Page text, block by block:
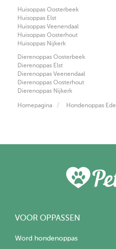
Huisoppas Oosterbeek
Huisoppas Elst
Huisoppas Veenendaal
Huisoppas Oosterhout
Huisoppas Nijkerk
Dierenoppas Oosterbeek
Dierenoppas Elst
Dierenoppas Veenendaal
Dierenoppas Oosterhout
Dierenoppas Nijkerk
Homepagina Hondenoppas Ede
VOOR OPPASSEN
Word hondenoppas